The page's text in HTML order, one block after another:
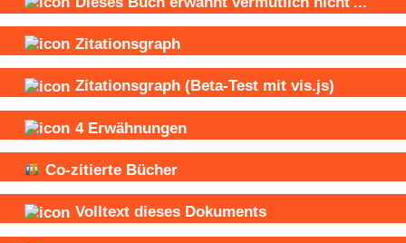
Zitationsgraph
Zitationsgraph (Beta-Test mit vis.js)
4 Erwähnungen
Co-zitierte Bücher
Volltext dieses Dokuments